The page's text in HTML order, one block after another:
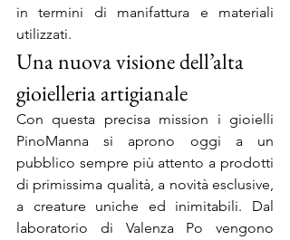
in termini di manifattura e materiali
utilizzati.
Una nuova visione dell’alta
gioielleria artigianale
Con questa precisa mission i gioielli
PinoManna si aprono oggi a un
pubblico sempre più attento a prodotti
di primissima qualità, a novità esclusive,
a creature uniche ed inimitabili. Dal
laboratorio di Valenza Po vengono